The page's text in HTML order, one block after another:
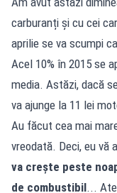
carburanți și cu cei
aprilie se va scumpi
Acel 10% în 2015 se
media. Astăzi, dacă
va ajunge la 11 lei
Au făcut cea mai
vreodată. Deci, eu vă
va crește peste
de combustibil...